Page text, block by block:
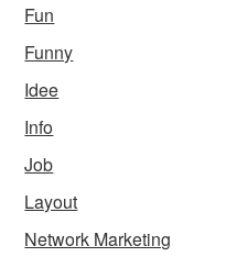
Fun
Funny
Idee
Info
Job
Layout
Network Marketing